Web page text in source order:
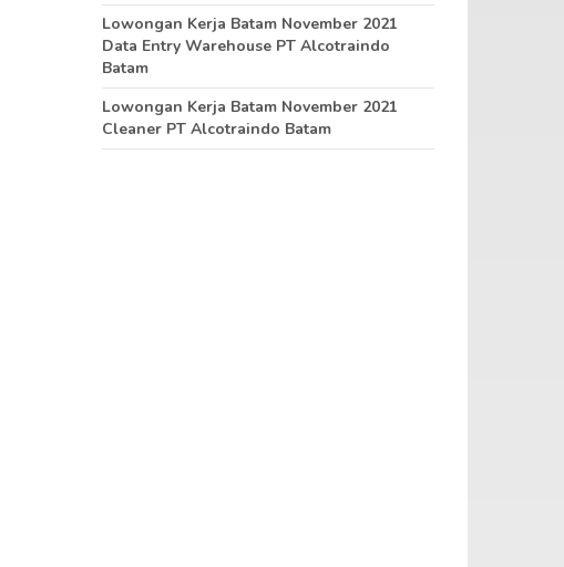
Lowongan Kerja Batam November 2021
Data Entry Warehouse PT Alcotraindo
Batam
Lowongan Kerja Batam November 2021
Cleaner PT Alcotraindo Batam